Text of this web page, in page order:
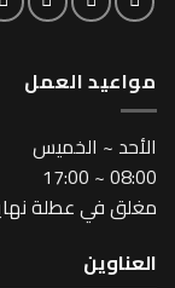
نهاية الاسبوع